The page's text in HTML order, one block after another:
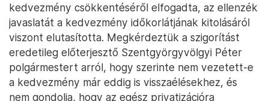
kedvezmény csökkentéséről elfogadta, az ellenzék
javaslatát a kedvezmény időkorlátjának kitolásáról
viszont elutasította. Megkérdeztük a szigorítást
eredetileg előterjesztő Szentgyörgyvölgyi Péter
polgármestert arról, hogy szerinte nem vezetett-e
a kedvezmény már eddig is visszaélésekhez, és
nem gondolja, hogy az egész privatizációra